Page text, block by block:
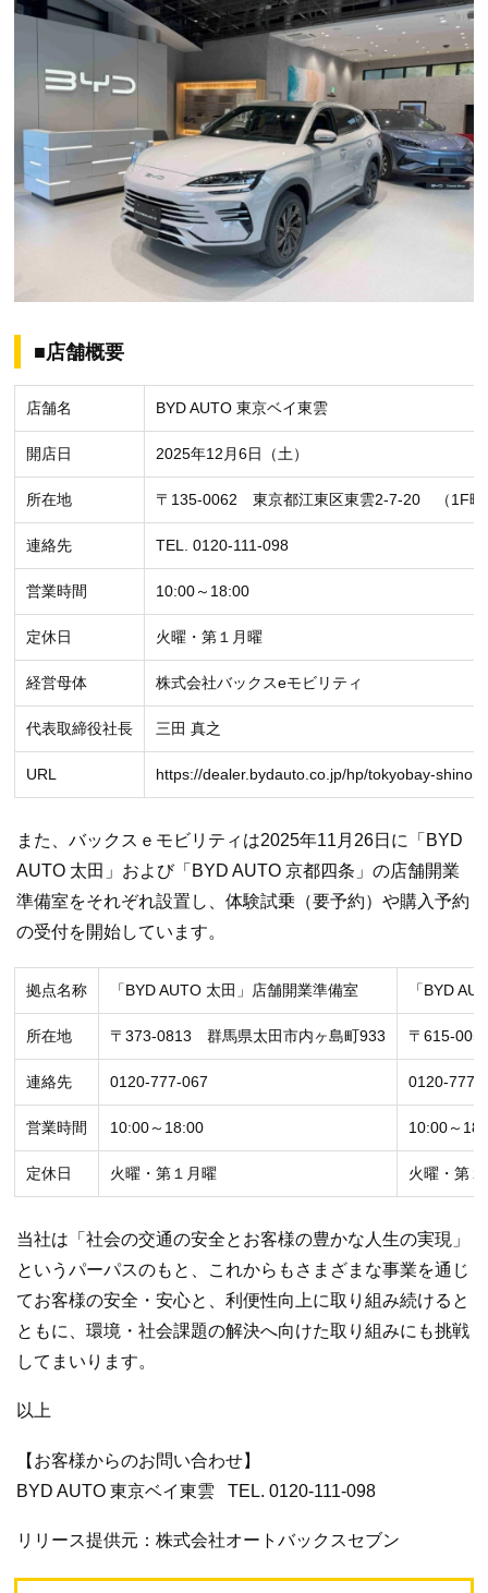
■店舗概要
店舗名 BYD AUTO 東京ベイ東雲
開店日 2025年12月6日（土）
所在地 〒135-0062 東京都江東区東雲2-7-20 （1F晴
連絡先 TEL. 0120-111-098
営業時間 10:00～18:00
定休日 火曜・第１月曜
経営母体 株式会社バックスeモビリティ
代表取締役社長 三田 真之
URL https://dealer.bydauto.co.jp/hp/tokyobay-
また、バックスｅモビリティは2025年11月26日に「BYD
AUTO 太田」および「BYD AUTO 京都四条」の店舗開業
準備室をそれぞれ設置し、体験試乗（要予約）や購入予約
の受付を開始しています。
拠点名称 「BYD AUTO 太田」店舗開業準備室 「BYD
所在地 〒373-0813 群馬県太田市内ヶ島町933 〒615-
連絡先 0120-777-067 0120-777-
営業時間 10:00～18:00 10:00～
定休日 火曜・第１月曜 火曜・第
当社は「社会の交通の安全とお客様の豊かな人生の実現」
というパーパスのもと、これからもさまざまな事業を通じ
てお客様の安全・安心と、利便性向上に取り組み続けると
ともに、環境・社会課題の解決へ向けた取り組みにも挑戦
してまいります。
以上
【お客様からのお問い合わせ】
BYD AUTO 東京ベイ東雲 TEL. 0120-111-098
リリース提供元：株式会社オートバックスセブン